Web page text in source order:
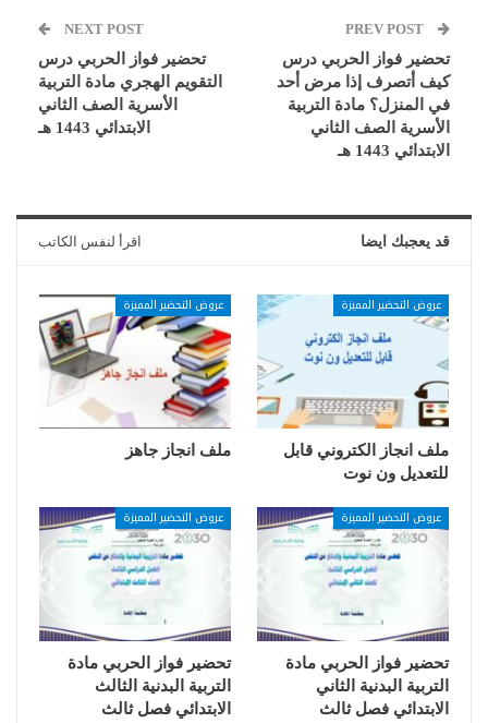
تحضير فواز الحربي درس
كيف أتصرف إذا مرض أحد
في المنزل؟ مادة التربية
الأسرية الصف الثاني
الابتدائي 1443 هـ
NEXT POST
تحضير فواز الحربي درس
التقويم الهجري مادة التربية
الأسرية الصف الثاني
الابتدائي 1443 هـ
قد يعجبك ايضا اقرأ لنفس الكاتب
عروض التحضير المميزة
ملف انجاز الكتروني قابل
للتعديل ون نوت
عروض التحضير المميزة
ملف انجاز جاهز
عروض التحضير المميزة
تحضير فواز الحربي مادة
التربية البدنية الثاني
الابتدائي فصل ثالث
عروض التحضير المميزة
تحضير فواز الحربي مادة
التربية البدنية الثالث
الابتدائي فصل ثالث